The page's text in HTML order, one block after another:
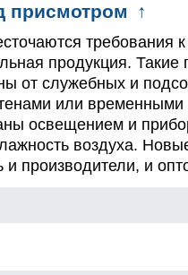
присмотром ↑
требования
продукция.
от служебных и
или временными
освещением и
воздуха.
и производители, и